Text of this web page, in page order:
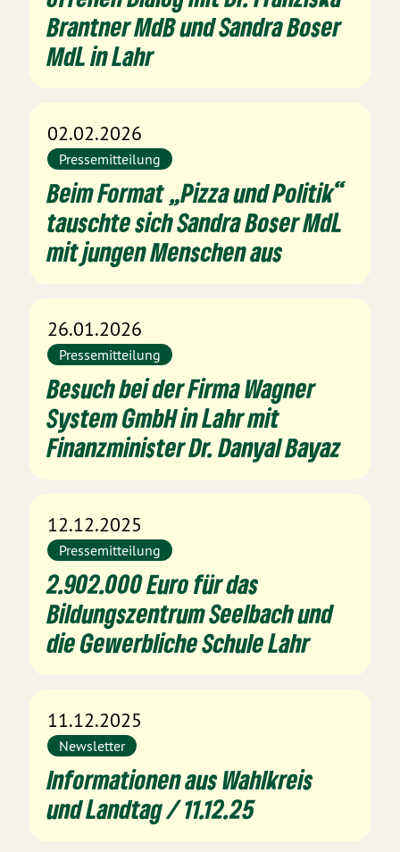
Brantner MdB und Sandra Boser
MdL in Lahr
02.02.2026
Pressemitteilung
Beim Format „Pizza und Politik“
tauschte sich Sandra Boser MdL
mit jungen Menschen aus
26.01.2026
Pressemitteilung
Besuch bei der Firma Wagner
System GmbH in Lahr mit
Finanzminister Dr. Danyal Bayaz
12.12.2025
Pressemitteilung
2.902.000 Euro für das
Bildungszentrum Seelbach und
die Gewerbliche Schule Lahr
11.12.2025
Newsletter
Informationen aus Wahlkreis
und Landtag / 11.12.25